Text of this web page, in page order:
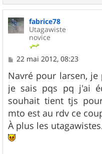
fabrice78
Utagawiste
novice
M
s
s
a
g
e
22 mai 2012, 08:23
Navré pour larsen, je
je sais pqs pq j'ai
souhait tient tjs
mto est au rdv ce
À plus les